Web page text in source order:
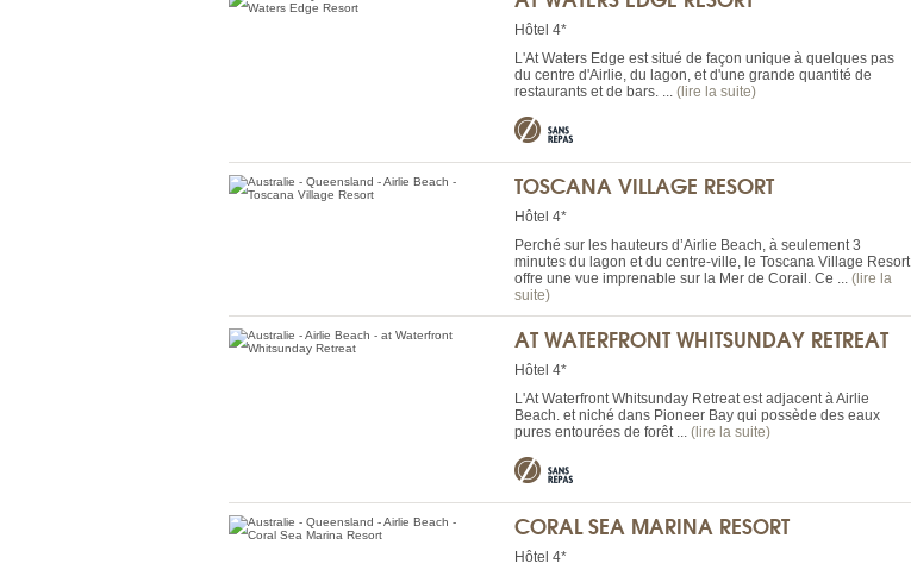
Hôtel 4*
L'At Waters Edge est situé de façon unique à quelques pas
du centre d'Airlie, du lagon, et d'une grande quantité de
restaurants et de bars. ... (lire la suite)
TOSCANA VILLAGE RESORT
Hôtel 4*
Perché sur les hauteurs d’Airlie Beach, à seulement 3
minutes du lagon et du centre-ville, le Toscana Village Resort
offre une vue imprenable sur la Mer de Corail. Ce ... (lire la
suite)
AT WATERFRONT WHITSUNDAY RETREAT
Hôtel 4*
L'At Waterfront Whitsunday Retreat est adjacent à Airlie
Beach. et niché dans Pioneer Bay qui possède des eaux
pures entourées de forêt ... (lire la suite)
CORAL SEA MARINA RESORT
Hôtel 4*